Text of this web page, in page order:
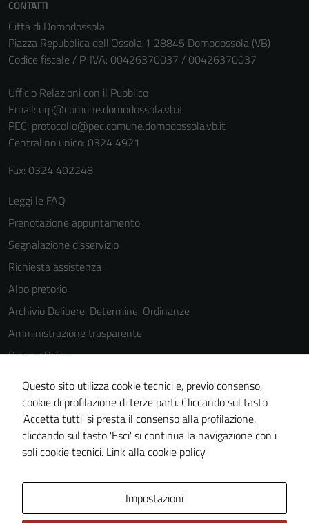
CONTATTI
Città di Domodossola
Piazza Repubblica dell'Ossola 1 28845 Domodossola (VB)
Codice fiscale / P. IVA: 00426370037 / 00426370037
Ufficio Relazioni con il Pubblico
Email: urp@comune.domodossola.vb.it
PEC: protocollo@pec.comune.domodossola.vb.it
Centralino unico: 0324 4921
Fax: 0324 492248
Leggi le FAQ
Prenotazione appuntamento
Segnalazione disservizio
Richiesta assistenza
Albo pretorio
Archivio Delibere, Determine, Ordinanze
Amministrazione trasparente
Privacy Policy
Cookie Policy
Note legali
Dichiarazione di accessibilità
Piano di miglioramento del sito
Questo sito utilizza cookie tecnici e, previo consenso,
cookie di profilazione di terze parti. Cliccando sul tasto
'Accetta tutti' si presta il consenso alla profilazione,
cliccando sul tasto 'Esci' si continua la navigazione con i
soli cookie tecnici. Link alla cookie policy
Impostazioni